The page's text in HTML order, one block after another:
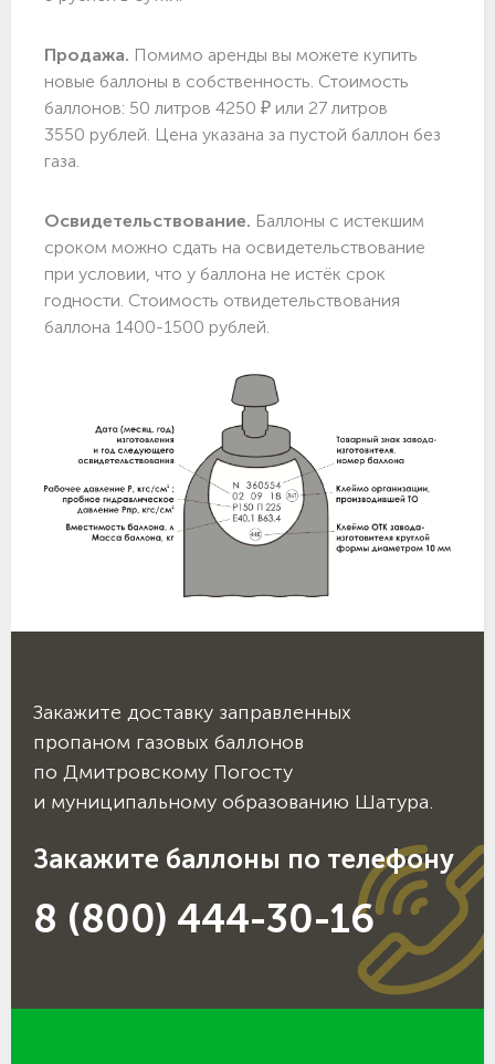
Продажа. Помимо аренды вы можете купить
новые баллоны в собственность. Стоимость
баллонов: 50 литров 4250 ₽ или 27 литров
3550 рублей. Цена указана за пустой баллон без
газа.
Освидетельствование. Баллоны с истекшим
сроком можно сдать на освидетельствование
при условии, что у баллона не истёк срок
годности. Стоимость отвидетельствования
баллона 1400-1500 рублей.
Закажите доставку заправленных
пропаном газовых баллонов
по Дмитровскому Погосту
и муниципальному образованию Шатура.
Закажите баллоны по телефону
8 (800) 444-30-16